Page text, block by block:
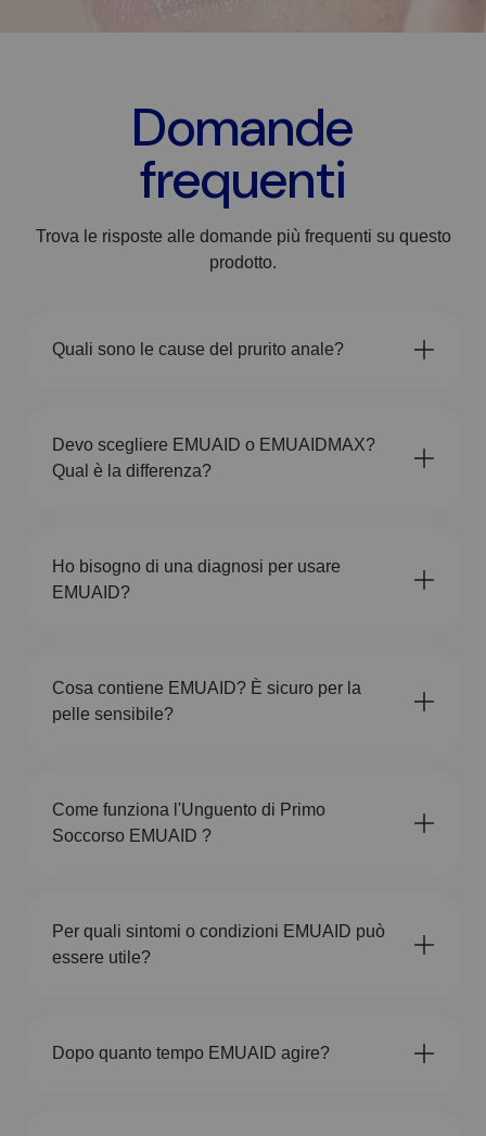
Domande
frequenti
Trova le risposte alle domande più frequenti su questo
prodotto.
Quali sono le cause del prurito anale?
Devo scegliere EMUAID o EMUAIDMAX?
Qual è la differenza?
Ho bisogno di una diagnosi per usare
EMUAID?
Cosa contiene EMUAID? È sicuro per la
pelle sensibile?
Come funziona l'Unguento di Primo
Soccorso EMUAID ?
Per quali sintomi o condizioni EMUAID può
essere utile?
Dopo quanto tempo EMUAID agire?